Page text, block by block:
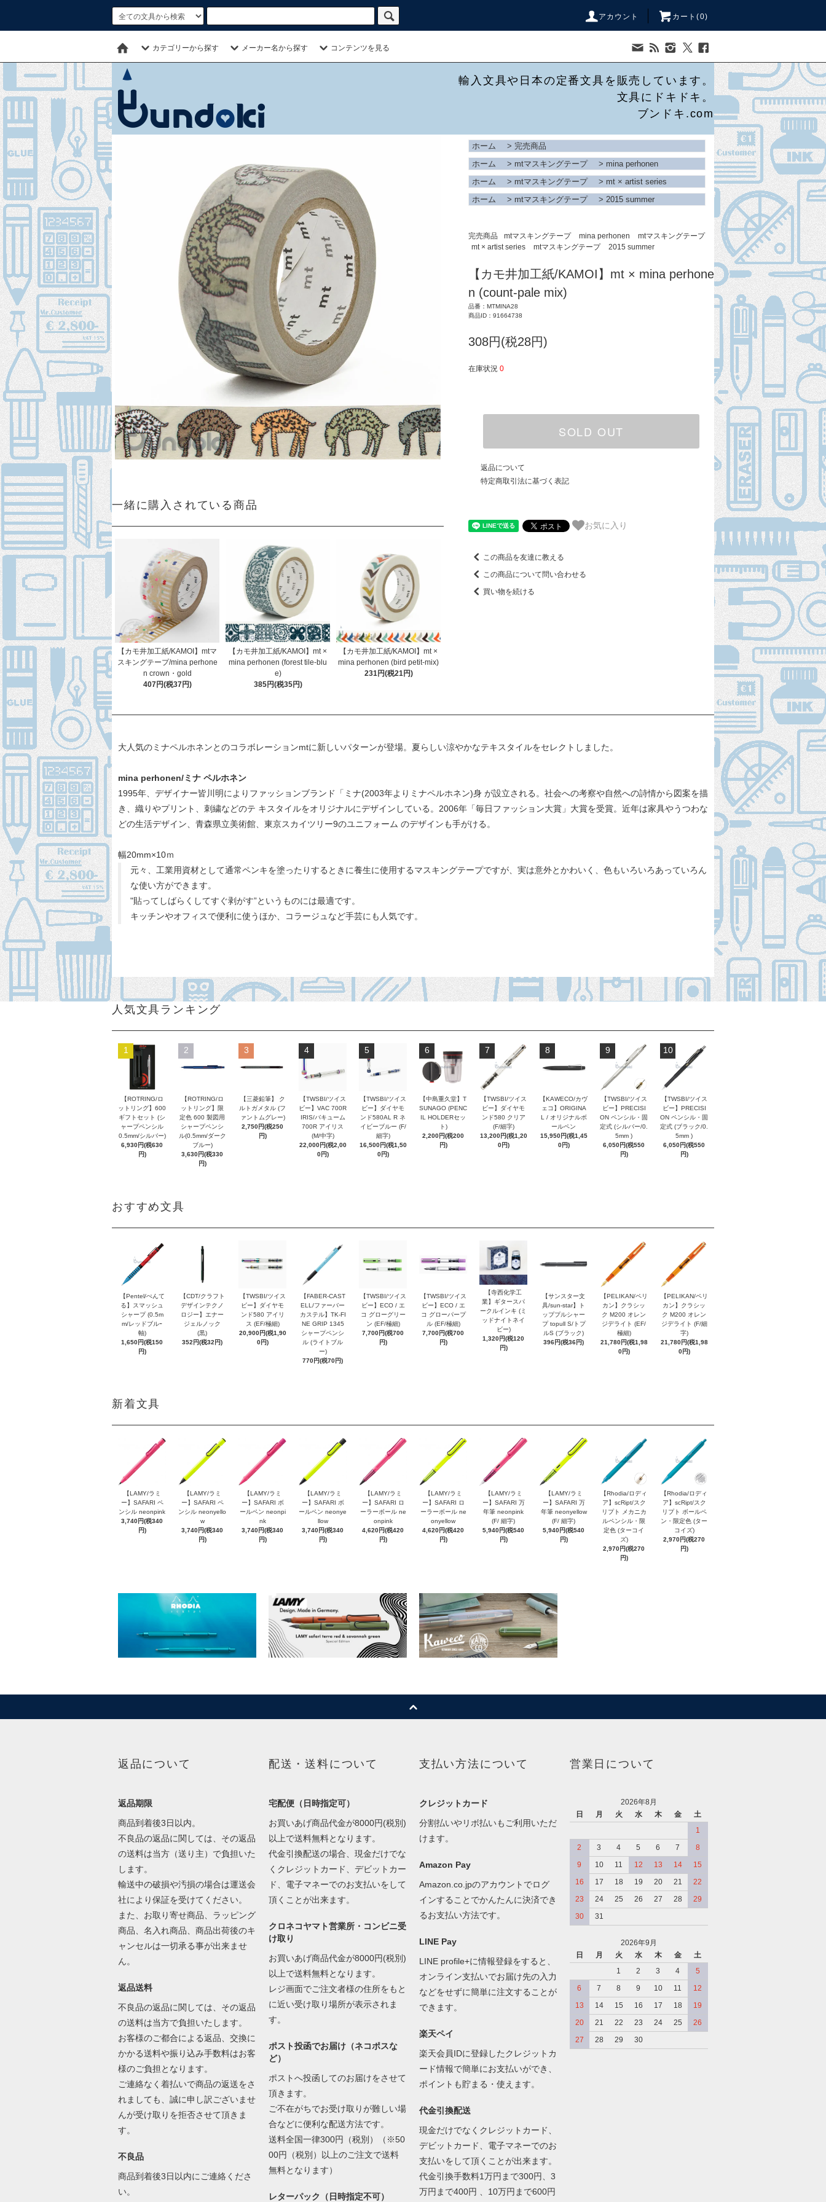
アカウント カート(0)
カテゴリーから探す メーカー名から探す コンテンツを見る
輸入文具や日本の定番文具を販売しています。
文具にドキドキ。
ブンドキ.com
一緒に購入されている商品
【カモ井加工紙/KAMOI】mtマ
スキングテープ/mina perhone
n crown・gold
407円(税37円)
【カモ井加工紙/KAMOI】mt ×
mina perhonen (forest tile-blu
e)
385円(税35円)
【カモ井加工紙/KAMOI】mt ×
mina perhonen (bird petit-mix)
231円(税21円)
ホーム > 完売商品
ホーム
> mtマスキングテープ > mina perhonen
ホーム
> mtマスキングテープ > mt × artist series
ホーム
> mtマスキングテープ > 2015 summer
完売商品 mtマスキングテープ mina perhonen
mtマスキングテープ
mt × artist series
mtマスキングテープ 2015 summer
【カモ井加工紙/KAMOI】mt × mina perhone
n (count-pale mix)
品番：MTMINA28
商品ID：91664738
308円(税28円)
在庫状況 0
SOLD OUT
返品について
特定商取引法に基づく表記
お気に入り
この商品を友達に教える
この商品について問い合わせる
買い物を続ける
大人気のミナペルホネンとのコラボレーションmtに新しいパターンが登場。夏らしい涼やかなテキスタイルをセレクトしました。
mina perhonen/ミナ ペルホネン
1995年、デザイナー皆川明によりファッションブランド「ミナ(2003年よりミナペルホネン)身 が設立される。社会への考察や自然への詩情から図案を描
き、織りやプリント、刺繍などのテ キスタイルをオリジナルにデザインしている。2006年「毎日ファッション大賞」大賞を受賞。近年は家具やうつわな
どの生活デザイン、青森県立美術館、東京スカイツリー9のユニフォーム のデザインも手がける。
幅20mm×10ｍ
元々、工業用資材として通常ペンキを塗ったりするときに養生に使用するマスキングテープですが、実は意外とかわいく、色もいろいろあっていろん
な使い方ができます。
"貼ってしばらくしてすぐ剥がす”というものには最適です。
キッチンやオフィスで便利に使うほか、コラージュなど手芸にも人気です。
人気文具ランキング
1
【ROTRING/ロ
ットリング】600
ギフトセット (シ
ャープペンシル
0.5mm/シルバー)
6,930円(税630
円)
2
【ROTRING/ロ
ットリング】限
定色 600 製図用
シャープペンシ
ル(0.5mm/ダーク
ブルー)
3,630円(税330
円)
3
【三菱鉛筆】 ク
ルトガメタル (フ
ァントムグレー)
2,750円(税250
円)
4
【TWSBI/ツイス
ビー】VAC 700R
IRIS/バキューム
700R アイリス
(M/中字)
22,000円(税2,00
0円)
5
【TWSBI/ツイス
ビー】ダイヤモ
ンド580AL R ネ
イビーブルー (F/
細字)
16,500円(税1,50
0円)
6
【中島重久堂】T
SUNAGO (PENC
IL HOLDERセッ
ト)
2,200円(税200
円)
7
【TWSBI/ツイス
ビー】ダイヤモ
ンド580 クリア
(F/細字)
13,200円(税1,20
0円)
8
【KAWECO/カヴ
ェコ】ORIGINA
L / オリジナルボ
ールペン
15,950円(税1,45
0円)
9
【TWSBI/ツイス
ビー】PRECISI
ON ペンシル・固
定式 (シルバー/0.
5mm )
6,050円(税550
円)
10
【TWSBI/ツイス
ビー】PRECISI
ON ペンシル・固
定式 (ブラック/0.
5mm )
6,050円(税550
円)
おすすめ文具
【Pentel/ぺんて
る】スマッシュ
シャープ (0.5m
m/レッドブルｰ
軸)
1,650円(税150
円)
【CDT/クラフト
デザインテクノ
ロジー】エナー
ジェルノック
(黒)
352円(税32円)
【TWSBI/ツイス
ビー】ダイヤモ
ンド580 アイリ
ス (EF/極細)
20,900円(税1,90
0円)
【FABER-CAST
ELL/ファーバー
カステル】TK-FI
NE GRIP 1345
シャープペンシ
ル (ライトブル
ー)
770円(税70円)
【TWSBI/ツイス
ビー】ECO / エ
コ グローグリー
ン (EF/極細)
7,700円(税700
円)
【TWSBI/ツイス
ビー】ECO / エ
コ グローパープ
ル (EF/極細)
7,700円(税700
円)
【寺西化学工
業】ギタースパ
ークルインキ (ミ
ッドナイトネイ
ビー)
1,320円(税120
円)
【サンスター文
具/sun-star】ト
ッププルシャー
プ topull S/トプ
ルS (ブラック)
396円(税36円)
【PELIKAN/ペリ
カン】クラシッ
ク M200 オレン
ジデライト (EF/
極細)
21,780円(税1,98
0円)
【PELIKAN/ペリ
カン】クラシッ
ク M200 オレン
ジデライト (F/細
字)
21,780円(税1,98
0円)
新着文具
【LAMY/ラミ
ー】SAFARI ペ
ンシル neonpink
3,740円(税340
円)
【LAMY/ラミ
ー】SAFARI ペ
ンシル neonyello
w
3,740円(税340
円)
【LAMY/ラミ
ー】SAFARI ボ
ールペン neonpi
nk
3,740円(税340
円)
【LAMY/ラミ
ー】SAFARI ボ
ールペン neonye
llow
3,740円(税340
円)
【LAMY/ラミ
ー】SAFARI ロ
ーラーボール ne
onpink
4,620円(税420
円)
【LAMY/ラミ
ー】SAFARI ロ
ーラーボール ne
onyellow
4,620円(税420
円)
【LAMY/ラミ
ー】SAFARI 万
年筆 neonpink
(F/ 細字)
5,940円(税540
円)
【LAMY/ラミ
ー】SAFARI 万
年筆 neonyellow
(F/ 細字)
5,940円(税540
円)
【Rhodia/ロディ
ア】scRipt/スク
リプト メカニカ
ルペンシル・限
定色 (ターコイ
ズ)
2,970円(税270
円)
【Rhodia/ロディ
ア】scRipt/スク
リプト ボールペ
ン・限定色 (ター
コイズ)
2,970円(税270
円)
返品について
返品期限
商品到着後3日以内。
不良品の返品に関しては、その返品
の送料は当方（送り主）で負担いた
します。
輸送中の破損や汚損の場合は運送会
社により保証を受けてください。
また、お取り寄せ商品、ラッピング
商品、名入れ商品、商品出荷後のキ
ャンセルは一切承る事が出来ませ
ん。
返品送料
不良品の返品に関しては、その返品
の送料は当方で負担いたします。
お客様のご都合による返品、交換に
かかる送料や振り込み手数料はお客
様のご負担となります。
ご連絡なく着払いで商品の返送をさ
れましても、誠に申し訳ございませ
んが受け取りを拒否させて頂きま
す。
不良品
商品到着後3日以内にご連絡くださ
い。
配送・送料について
宅配便（日時指定可）
お買いあげ商品代金が8000円(税別)
以上で送料無料となります。
代金引換配送の場合、現金だけでな
くクレジットカード、デビットカー
ド、電子マネーでのお支払いをして
頂くことが出来ます。
クロネコヤマト営業所・コンビニ受
け取り
お買いあげ商品代金が8000円(税別)
以上で送料無料となります。
レジ画面でご注文者様の住所をもと
に近い受け取り場所が表示されま
す。
ポスト投函でお届け（ネコポスな
ど）
ポストへ投函してのお届けをさせて
頂きます。
ご不在がちでお受け取りが難しい場
合などに便利な配送方法です。
送料全国一律300円（税別）（※50
00円（税別）以上のご注文で送料
無料となります）
レターパック（日時指定不可）
支払い方法について
クレジットカード
分割払いやリボ払いもご利用いただ
けます。
Amazon Pay
Amazon.co.jpのアカウントでログ
インすることでかんたんに決済でき
るお支払い方法です。
LINE Pay
LINE profile+に情報登録をすると、
オンライン支払いでお届け先の入力
などをせずに簡単に注文することが
できます。
楽天ペイ
楽天会員IDに登録したクレジットカ
ード情報で簡単にお支払いができ、
ポイントも貯まる・使えます。
代金引換配送
現金だけでなくクレジットカード、
デビットカード、電子マネーでのお
支払いをして頂くことが出来ます。
代金引換手数料1万円まで300円、3
万円まで400円 、10万円まで600円
営業日について
2026年8月
日
月 火 水 木 金
土
1
2
3 4 5 6 7
8
9
10 11 12 13 14
15
16
17 18 19 20 21
22
23
24 25 26 27 28
29
30
31
2026年9月
日
月 火 水 木 金
土
1
2 3 4
5
6
7 8 9 10 11
12
13
14 15 16 17 18
19
20
21 22 23 24 25
26
27
28 29 30